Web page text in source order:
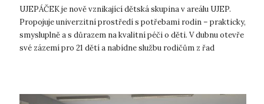
UJEPÁČEK je nově vznikající dětská skupina v areálu UJEP.
Propojuje univerzitní prostředí s potřebami rodin – prakticky,
smysluplně a s důrazem na kvalitní péči o děti. V dubnu otevře
své zázemí pro 21 dětí a nabídne službu rodičům z řad